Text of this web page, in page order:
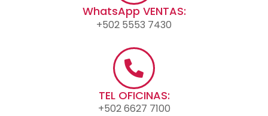
WhatsApp VENTAS:
+502 5553 7430
TEL OFICINAS:
+502 6627 7100